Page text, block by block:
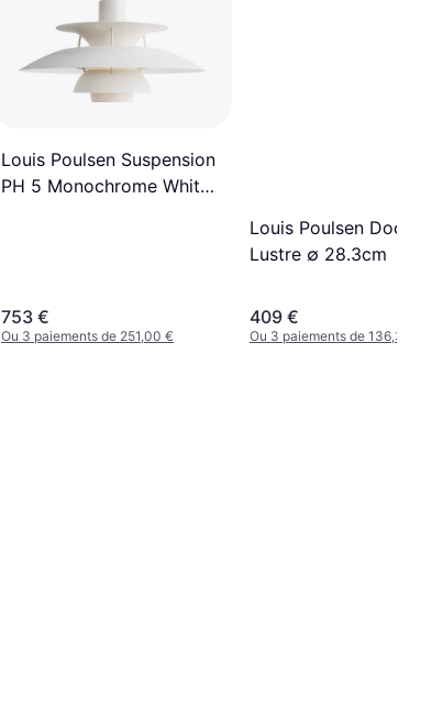
Louis Poulsen Suspension
PH 5 Monochrome White
753 €
Ou 3 paiements de 251,00 €
Louis Poulsen Doo-
Lustre ∅ 28.3cm
409 €
Ou 3 paiements de 136,33 €